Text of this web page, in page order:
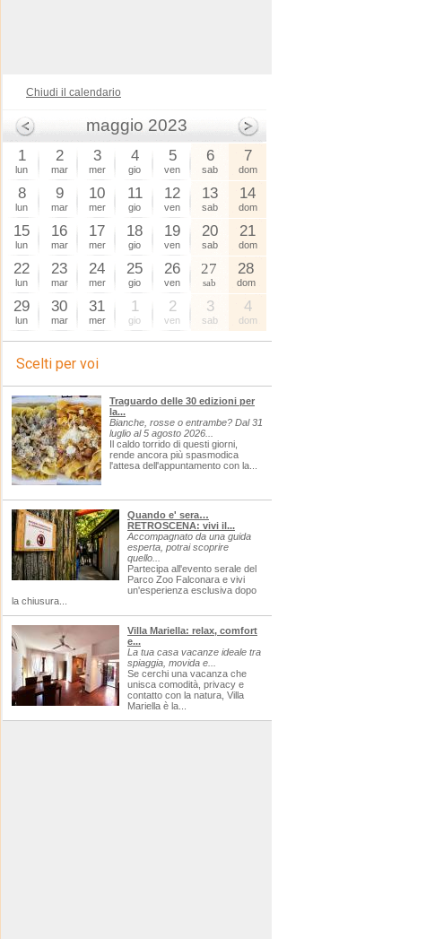
Chiudi il calendario
maggio 2023
1
lun
2
mar
3
mer
4
gio
5
ven
6
sab
7
dom
8
lun
9
mar
10
mer
11
gio
12
ven
13
sab
14
dom
15
lun
16
mar
17
mer
18
gio
19
ven
20
sab
21
dom
22
lun
23
mar
24
mer
25
gio
26
ven
27
sab
28
dom
29
lun
30
mar
31
mer
1
gio
2
ven
3
sab
4
dom
Scelti per voi
Traguardo delle 30 edizioni per
la...
Bianche, rosse o entrambe? Dal 31
luglio al 5 agosto 2026...
Il caldo torrido di questi giorni,
rende ancora più spasmodica
l'attesa dell'appuntamento con la...
Quando e' sera…
RETROSCENA: vivi il...
Accompagnato da una guida
esperta, potrai scoprire
quello...
Partecipa all'evento serale del
Parco Zoo Falconara e vivi
un'esperienza esclusiva dopo
la chiusura...
Villa Mariella: relax, comfort
e...
La tua casa vacanze ideale tra
spiaggia, movida e...
Se cerchi una vacanza che
unisca comodità, privacy e
contatto con la natura, Villa
Mariella è la...